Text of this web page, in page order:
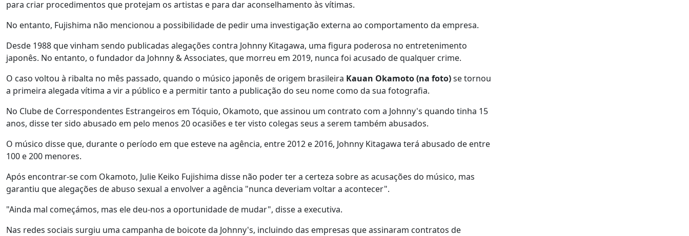
para criar procedimentos que protejam os artistas e para dar aconselhamento às vítimas.
No entanto, Fujishima não mencionou a possibilidade de pedir uma investigação externa ao comportamento da empresa.
Desde 1988 que vinham sendo publicadas alegações contra Johnny Kitagawa, uma figura poderosa no entretenimento
japonês. No entanto, o fundador da Johnny & Associates, que morreu em 2019, nunca foi acusado de qualquer crime.
O caso voltou à ribalta no mês passado, quando o músico japonês de origem brasileira Kauan Okamoto (na foto)se tornou
a primeira alegada vítima a vir a público e a permitir tanto a publicação do seu nome como da sua fotografia.
No Clube de Correspondentes Estrangeiros em Tóquio, Okamoto, que assinou um contrato com a Johnny's quando tinha 15
anos, disse ter sido abusado em pelo menos 20 ocasiões e ter visto colegas seus a serem também abusados.
O músico disse que, durante o período em que esteve na agência, entre 2012 e 2016, Johnny Kitagawa terá abusado de entre
100 e 200 menores.
Após encontrar-se com Okamoto, Julie Keiko Fujishima disse não poder ter a certeza sobre as acusações do músico, mas
garantiu que alegações de abuso sexual a envolver a agência "nunca deveriam voltar a acontecer".
"Ainda mal começámos, mas ele deu-nos a oportunidade de mudar", disse a executiva.
Nas redes sociais surgiu uma campanha de boicote da Johnny's, incluindo das empresas que assinaram contratos de